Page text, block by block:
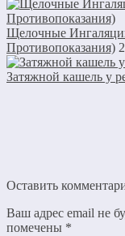
Щелочные
Противопоказания)
Затяжной кашель у
Оставить
Ваш адрес email не
помечены *